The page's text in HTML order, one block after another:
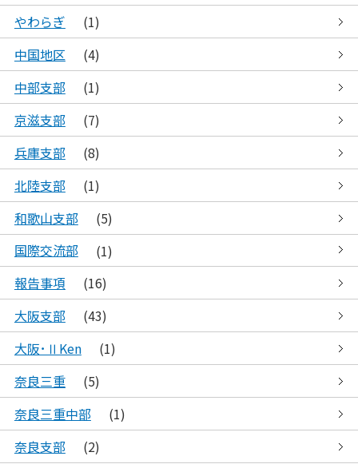
やわらぎ
(1)
中国地区
(4)
中部支部
(1)
京滋支部
(7)
兵庫支部
(8)
北陸支部
(1)
和歌山支部
(5)
国際交流部
(1)
報告事項
(16)
大阪支部
(43)
大阪･ⅡKen
(1)
奈良三重
(5)
奈良三重中部
(1)
奈良支部
(2)